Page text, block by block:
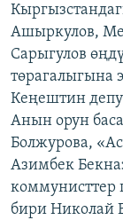
АЗАТТЫК+
ЫҢГАЙСЫЗ
ЭЕ/АРнун
Ашыркулов,
Сарыгулов
төрагалыгына
Кеңештин
Анын орун
Болжурова,
Азимбек
коммунисттер
бири Николай